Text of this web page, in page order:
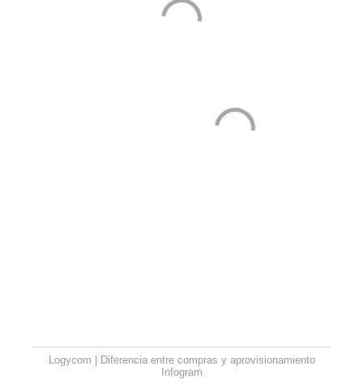
Logycom | Diferencia entre compras y aprovisionamiento
Infogram